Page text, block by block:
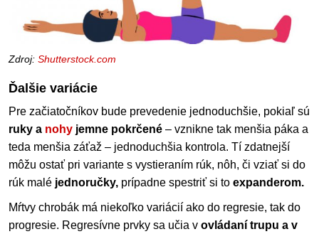
Zdroj: Shutterstock.com
Ďalšie variácie
Pre začiatočníkov bude prevedenie jednoduchšie, pokiaľ sú
ruky a nohy jemne pokrčené – vznikne tak menšia páka a
teda menšia záťaž – jednoduchšia kontrola. Tí zdatnejší
môžu ostať pri variante s vystieraním rúk, nôh, či vziať si do
rúk malé jednoručky, prípadne spestriť si to expanderom.
Mŕtvy chrobák má niekoľko variácií ako do regresie, tak do
progresie. Regresívne prvky sa učia v ovládaní trupu a v